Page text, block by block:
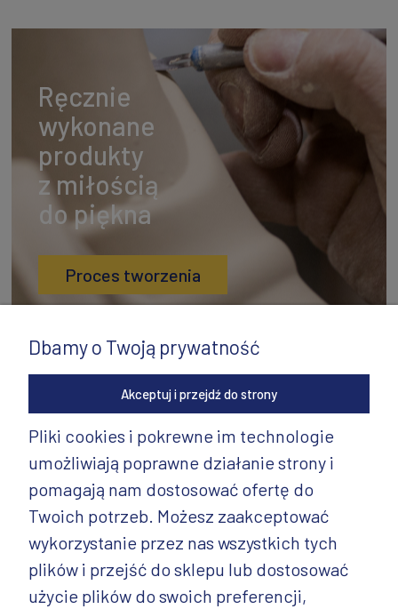
Ręcznie
wykonane
produkty
z miłością
do piękna
Proces tworzenia
INFORMACJE
PRODUKTY CD.
POZOSTAŁE
Dbamy o Twoją prywatność
Akceptuj i przejdź do strony
Pliki cookies i pokrewne im technologie
umożliwiają poprawne działanie strony i
pomagają nam dostosować ofertę do
Twoich potrzeb. Możesz zaakceptować
wykorzystanie przez nas wszystkich tych
plików i przejść do sklepu lub dostosować
użycie plików do swoich preferencji,